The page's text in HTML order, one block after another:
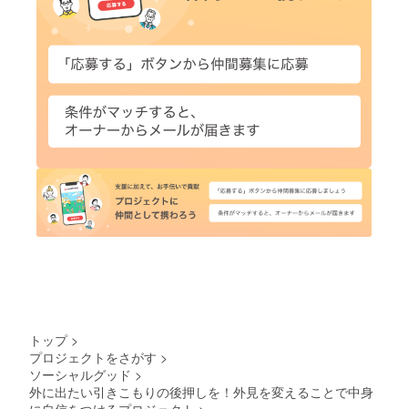
トップ >
プロジェクトをさがす >
ソーシャルグッド >
外に出たい引きこもりの後押しを！外見を変えることで中身